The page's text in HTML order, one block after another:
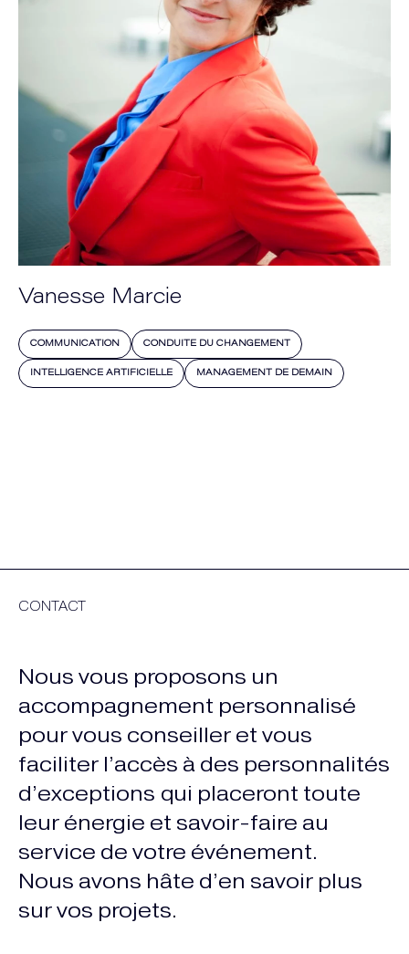
Vanesse Marcie
COMMUNICATION CONDUITE DU CHANGEMENT
INTELLIGENCE ARTIFICIELLE MANAGEMENT DE DEMAIN
CONTACT
Nous vous proposons un
accompagnement personnalisé
pour vous conseiller et vous
faciliter l’accès à des personnalités
d’exceptions qui placeront toute
leur énergie et savoir-faire au
service de votre événement.
Nous avons hâte d’en savoir plus
sur vos projets.